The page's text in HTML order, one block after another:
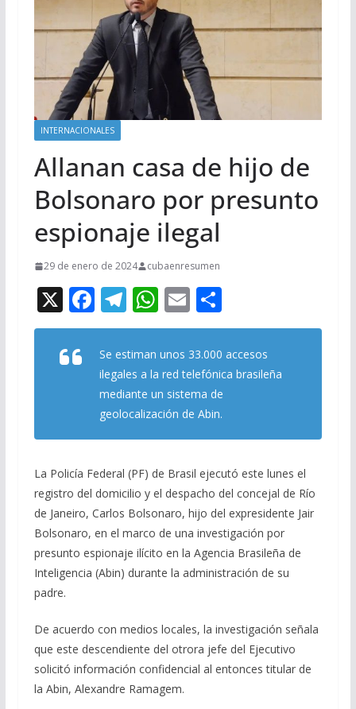
INTERNACIONALES
Allanan casa de hijo de
Bolsonaro por presunto
espionaje ilegal
29 de enero de 2024 cubaenresumen
X F
ac
e
b
o
o
T
el
e
gr
a
m
W
h
at
s
A
p
E
m
ai
l
C
o
m
p
ar
ti
Se estiman unos 33.000 accesos
ilegales a la red telefónica brasileña
mediante un sistema de
geolocalización de Abin.
La Policía Federal (PF) de Brasil ejecutó este lunes el
registro del domicilio y el despacho del concejal de Río
de Janeiro, Carlos Bolsonaro, hijo del expresidente Jair
Bolsonaro, en el marco de una investigación por
presunto espionaje ilícito en la Agencia Brasileña de
Inteligencia (Abin) durante la administración de su
padre.
De acuerdo con medios locales, la investigación señala
que este descendiente del otrora jefe del Ejecutivo
solicitó información confidencial al entonces titular de
la Abin, Alexandre Ramagem.